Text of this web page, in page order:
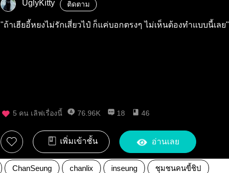
UglyKitty ติดตาม
"ถ้าเฮียอี้หยงไม่รักเสี่ยวไป๋ ก็แค่บอกตรงๆ ไม่เห็นต้องทำแบบนี้เลย"
5 คน เลิฟเรื่องนี้ 76.96K 18 46
เพิ่มเข้าชั้น อ่านเลย
ChanSeung chanlix inseung ชุมชนคนขี้ชิป